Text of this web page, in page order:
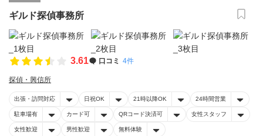
ギルド探偵事務所
3.61 口コミ 4件
探偵・興信所
出張・訪問対応 日祝OK 21時以降OK 24時間営業
駐車場有 カード可 QRコード決済可 女性スタッフ
女性歓迎 男性歓迎 無料体験